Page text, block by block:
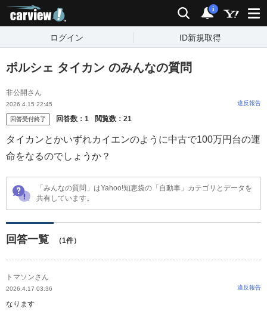
検索 通知
i
ログイン ID新規取得
ポルシェ タイカン のみんなの質問
非公開さん
2026.4.15 22:45 違反報告
回答受付終了 回答数： 1 閲覧数： 21
タイカンとかいずれカイエンのように中古で100万円台の運
命をなるのでしょうか？
「みんなの質問」はYahoo!知恵袋の「自動車」カテゴリとデータを
共有しています。
回答一覧 （1件）
トマソンさん
2026.4.17 03:36 違反報告
なります